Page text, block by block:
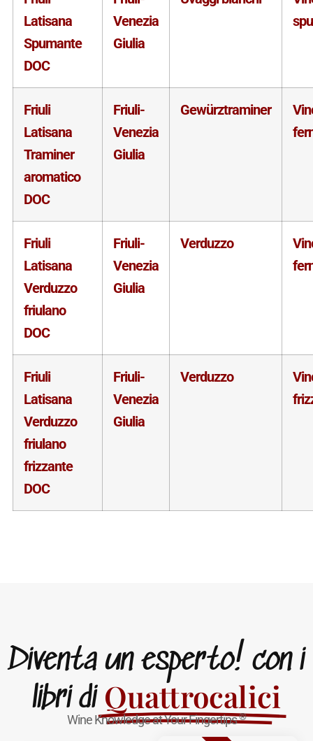
Latisana
Spumante
DOC
Venezia
Giulia
Friuli
Latisana
Traminer
aromatico
DOC
Friuli-
Venezia
Giulia
Gewürztraminer
Friuli
Latisana
Verduzzo
friulano
DOC
Friuli-
Venezia
Giulia
Verduzzo
Friuli
Latisana
Verduzzo
friulano
frizzante
DOC
Friuli-
Venezia
Giulia
Verduzzo
Diventa un esperto! con i
libri di Quattrocalici
Wine Knowledge at Your Fingertips®